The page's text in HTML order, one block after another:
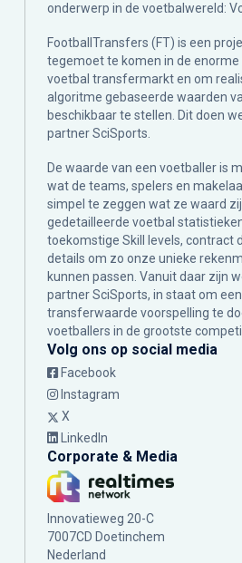
onderwerp in de voetbalwereld:
FootballTransfers (FT) is een
tegemoet te komen in de enorme
voetbal transfermarkt en om
algoritme gebaseerde waarden
beschikbaar te stellen. Dit doen
partnerSciSports
De waarde van een voetballer is
wat de teams, spelers en
simpel te zeggen wat ze waard
gedetailleerde voetbal
toekomstige Skill levels, contract
details om zo onze unieke
kunnen passen. Vanuit daar zijn
partner SciSports, in staat om
transferwaarde voorspelling te
voetballers in de grootste
Volg ons op social media
Facebook
Instagram
X
LinkedIn
Corporate & Media
Innovatieweg 20-C
7007CD Doetinchem
Nederland